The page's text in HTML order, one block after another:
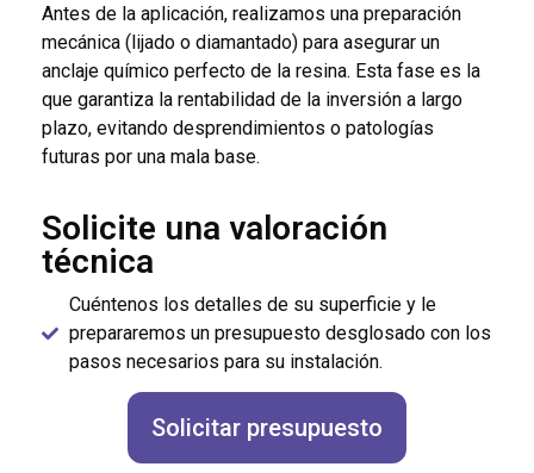
Antes de la aplicación, realizamos una preparación
mecánica (lijado o diamantado) para asegurar un
anclaje químico perfecto de la resina. Esta fase es la
que garantiza la rentabilidad de la inversión a largo
plazo, evitando desprendimientos o patologías
futuras por una mala base.
Solicite una valoración
técnica
Cuéntenos los detalles de su superficie y le
prepararemos un presupuesto desglosado con los
pasos necesarios para su instalación.
Solicitar presupuesto